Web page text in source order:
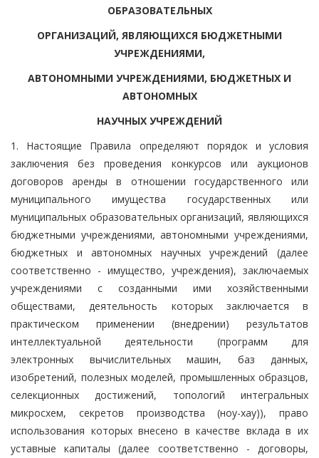
ОБРАЗОВАТЕЛЬНЫХ
ОРГАНИЗАЦИЙ, ЯВЛЯЮЩИХСЯ БЮДЖЕТНЫМИ
УЧРЕЖДЕНИЯМИ,
АВТОНОМНЫМИ УЧРЕЖДЕНИЯМИ, БЮДЖЕТНЫХ И
АВТОНОМНЫХ
НАУЧНЫХ УЧРЕЖДЕНИЙ
1. Настоящие Правила определяют порядок и условия
заключения без проведения конкурсов или аукционов
договоров аренды в отношении государственного или
муниципального имущества государственных или
муниципальных образовательных организаций, являющихся
бюджетными учреждениями, автономными учреждениями,
бюджетных и автономных научных учреждений (далее
соответственно - имущество, учреждения), заключаемых
учреждениями с созданными ими хозяйственными
обществами, деятельность которых заключается в
практическом применении (внедрении) результатов
интеллектуальной деятельности (программ для
электронных вычислительных машин, баз данных,
изобретений, полезных моделей, промышленных образцов,
селекционных достижений, топологий интегральных
микросхем, секретов производства (ноу-хау)), право
использования которых внесено в качестве вклада в их
уставные капиталы (далее соответственно - договоры,